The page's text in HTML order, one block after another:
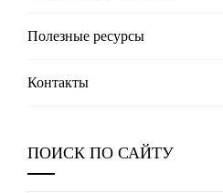
Полезные реcурсы
Контакты
ПОИСК ПО САЙТУ